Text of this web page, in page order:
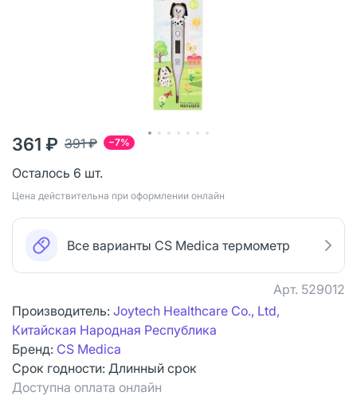
−7%
391 ₽
361 ₽
Осталось 6 шт.
Цена действительна при оформлении онлайн
Все варианты CS Medica термометр
Арт. 529012
Производитель: Joytech Healthcare Co., Ltd,
Китайская Народная Республика
Бренд: CS Medica
Срок годности: Длинный срок
Доступна оплата онлайн